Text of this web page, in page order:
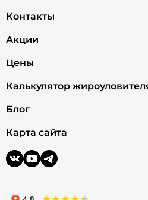
Контакты
Акции
Цены
Калькулятор
Блог
Карта сайта